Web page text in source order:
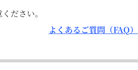
ださい。
よくあるご質問（FAQ）